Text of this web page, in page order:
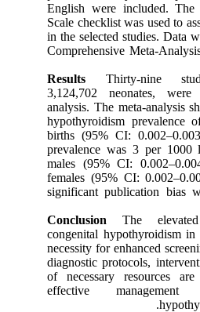
English were included.
Scale checklist was used to
in the selected studies. Data
Comprehensive Meta-
Results
Thirty-nine
3,124,702 neonates,
analysis. The meta-analysis
hypothyroidism
births (95% CI:
prevalence was 3 per
males (95% CI:
females (95% CI:
significant publication bias
Conclusion
The
congenital hypothyroidism
necessity for enhanced
diagnostic protocols,
of necessary resources
effective